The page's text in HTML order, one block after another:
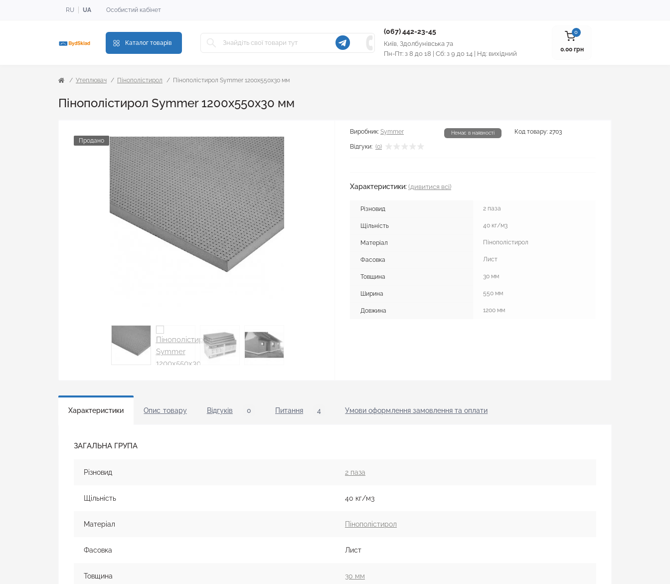
RU UA Особистий кабінет
Каталог товарів
(067) 442-23-45
Київ, Здолбунівська 7а
Пн-Пт: з 8 до 18 | Сб: з 9 до 14 | Нд: вихідний
0
0.00 грн
Утеплювач Пінополістирол Пінополістирол Symmer 1200x550x30 мм
Пінополістирол Symmer 1200x550x30 мм
Продано
Виробник: Symmer Код товару: 2703
Відгуки: (0)
Немає в наявності
Характеристики: (дивитися всі)
Різновид 2 паза
Щільність 40 кг/м3
Матеріал Пінополістирол
Фасовка Лист
Товщина 30 мм
Ширина 550 мм
Довжина 1200 мм
Характеристики Опис товару Відгуків 0 Питання 4 Умови оформлення замовлення тa оплати
ЗАГАЛЬНА ГРУПА
Різновид 2 паза
Щільність 40 кг/м3
Матеріал Пінополістирол
Фасовка Лист
Товщина 30 мм